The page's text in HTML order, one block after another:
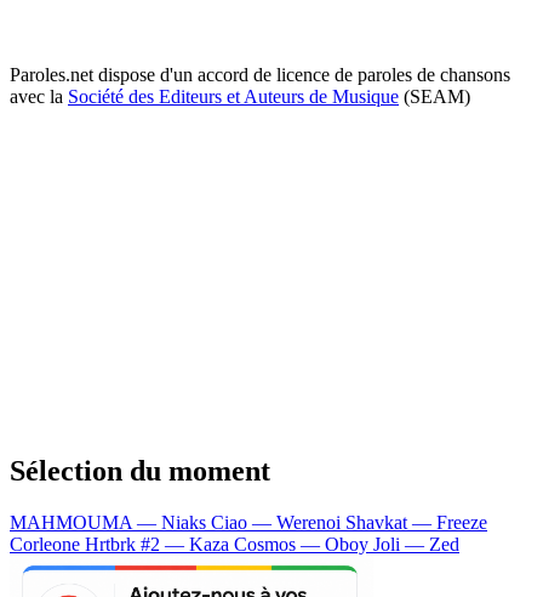
Paroles.net dispose d'un accord de licence de paroles de chansons
avec la Société des Editeurs et Auteurs de Musique (SEAM)
Sélection du moment
MAHMOUMA — Niaks Ciao — Werenoi Shavkat — Freeze
Corleone Hrtbrk #2 — Kaza Cosmos — Oboy Joli — Zed